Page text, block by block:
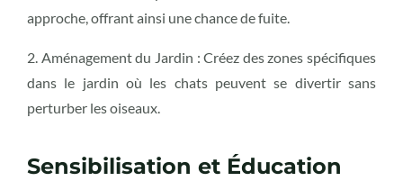
approche, offrant ainsi une chance de fuite.
2. Aménagement du Jardin : Créez des zones spécifiques
dans le jardin où les chats peuvent se divertir sans
perturber les oiseaux.
Sensibilisation et Éducation